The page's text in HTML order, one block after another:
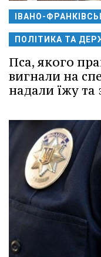
ІВАНО-
ПОЛІТИКА ТА
Пса, якого
вигнали на
надали їжу та